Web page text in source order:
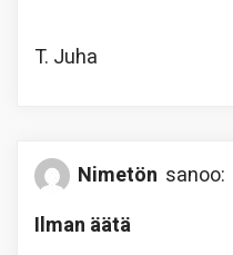
T. Juha
Nimetön sanoo:
Ilman äätä